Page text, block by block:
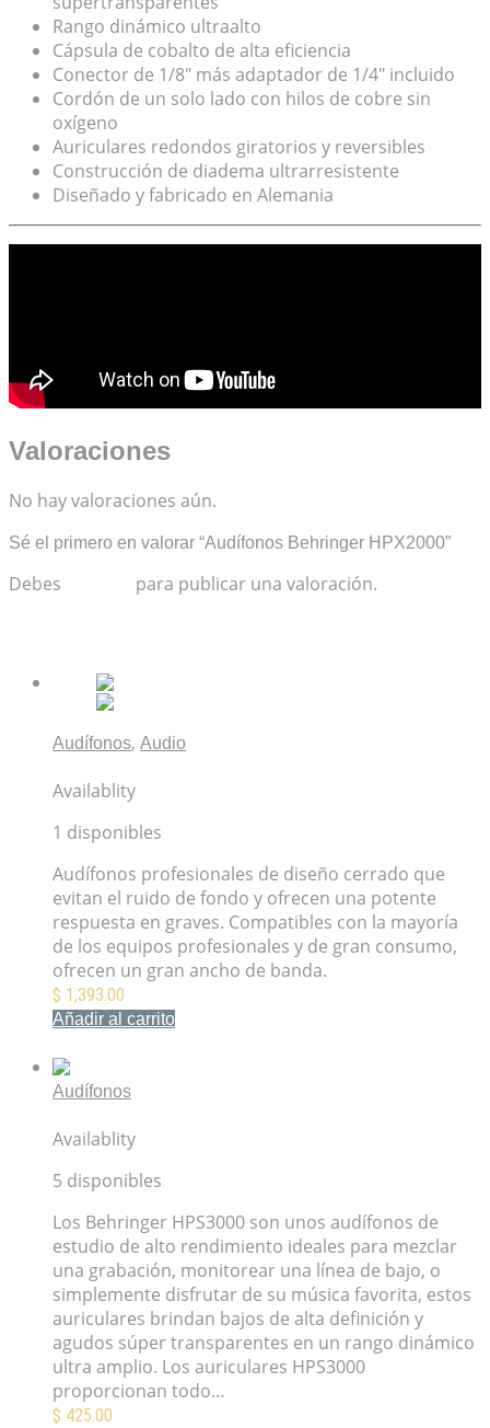
Rango dinámico ultraalto
Cápsula de cobalto de alta eficiencia
Conector de 1/8″ más adaptador de 1/4″ incluido
Cordón de un solo lado con hilos de cobre sin
oxígeno
Auriculares redondos giratorios y reversibles
Construcción de diadema ultrarresistente
Diseñado y fabricado en Alemania
Valoraciones
No hay valoraciones aún.
Sé el primero en valorar “Audífonos Behringer HPX2000”
Debes para publicar una valoración.
Audífonos, Audio
Availablity
1 disponibles
Audífonos profesionales de diseño cerrado que
evitan el ruido de fondo y ofrecen una potente
respuesta en graves. Compatibles con la mayoría
de los equipos profesionales y de gran consumo,
ofrecen un gran ancho de banda.
$ 1,393.00
Añadir al carrito
Audífonos
Availablity
5 disponibles
Los Behringer HPS3000 son unos audífonos de
estudio de alto rendimiento ideales para mezclar
una grabación, monitorear una línea de bajo, o
simplemente disfrutar de su música favorita, estos
auriculares brindan bajos de alta definición y
agudos súper transparentes en un rango dinámico
ultra amplio. Los auriculares HPS3000
proporcionan todo…
$ 425.00